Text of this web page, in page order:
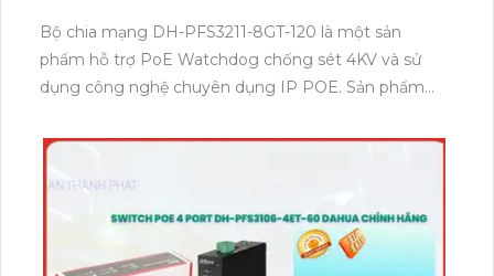
Bộ chia mạng DH-PFS3211-8GT-120 là một sản
phẩm hỗ trợ PoE Watchdog chống sét 4KV và sử
dụng công nghệ chuyên dụng IP POE. Sản phẩm
chống sét 4KV, giúp bảo vệ thiết bị khỏi những thiên
hiệu suất và độ tin cậy của mạng. Bên cạnh đó, sản
phẩm cũng hỗ trợ công nghệ PoE, giúp truyền dữ